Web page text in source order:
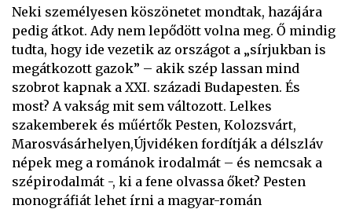
Neki személyesen köszönetet mondtak, hazájára
pedig átkot. Ady nem lepődött volna meg. Ő mindig
tudta, hogy ide vezetik az országot a „sírjukban is
megátkozott gazok” – akik szép lassan mind
szobrot kapnak a XXI. századi Budapesten. És
most? A vakság mit sem változott. Lelkes
szakemberek és műértők Pesten, Kolozsvárt,
Marosvásárhelyen,Újvidéken fordítják a délszláv
népek meg a románok irodalmát – és nemcsak a
szépirodalmát -, ki a fene olvassa őket? Pesten
monográfiát lehet írni a magyar-román